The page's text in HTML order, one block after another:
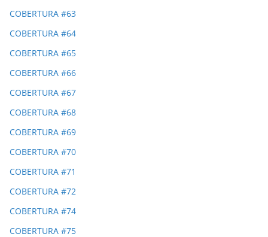
COBERTURA #63
COBERTURA #64
COBERTURA #65
COBERTURA #66
COBERTURA #67
COBERTURA #68
COBERTURA #69
COBERTURA #70
COBERTURA #71
COBERTURA #72
COBERTURA #74
COBERTURA #75